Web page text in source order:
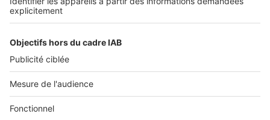
À DÉCOUVRIR
Tout l'immobilier
Toutes les villes
Tous les départements
Toutes les régions